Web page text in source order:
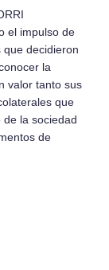
el impulso de
decidieron
la
valor tanto sus
que
la sociedad
de